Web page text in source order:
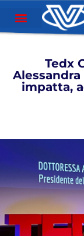
Tedx
Alessandra
impatta,